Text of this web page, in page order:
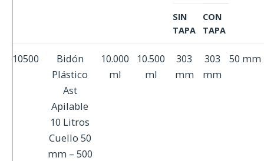
SIN
TAPA
CON
TAPA
10500
Bidón
Plástico
Ast
Apilable
10 Litros
Cuello 50
mm – 500
10.000
ml
10.500
ml
303
mm
303
mm
50 mm